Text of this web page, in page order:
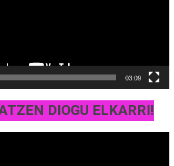
03:09
DIOGU ELKARRI!